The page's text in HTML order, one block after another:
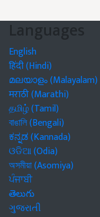
Languages
English
हिंदी (Hindi)
മലയാളം (Malayalam)
मराठी (Marathi)
தமிழ் (Tamil)
বাঙালি (Bengali)
ಕನ್ನಡ (Kannada)
ଓଡିଆ (Odia)
অসমীয়া (Asomiya)
ਪੰਜਾਬੀ
తెలుగు
ગુજરાતી